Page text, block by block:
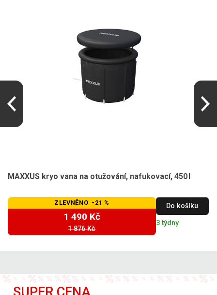
MAXXUS kryo vana na otužování, nafukovací, 450 l
ZLEVNĚNO -21 %
1 490 Kč
1 876 Kč
Do košíku
3 týdny